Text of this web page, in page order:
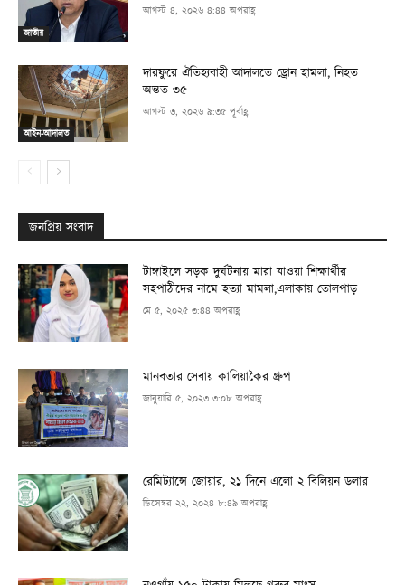
জাতীয়
আগস্ট ৪, ২০২৬ ৪:৪৪ অপরাহ্ণ
আইন-আদালত
দারফুরে ঐতিহ্যবাহী আদালতে ড্রোন হামলা, নিহত
অন্তত ৩৫
আগস্ট ৩, ২০২৬ ৯:৩৫ পূর্বাহ্ণ
জনপ্রিয় সংবাদ
টাঙ্গাইলে সড়ক দুর্ঘটনায় মারা যাওয়া শিক্ষার্থীর
সহপাঠীদের নামে হত্যা মামলা,এলাকায় তোলপাড়
মে ৫, ২০২৫ ৩:৪৪ অপরাহ্ণ
মানবতার সেবায় কালিয়াকৈর গ্রুপ
জানুয়ারি ৫, ২০২৩ ৩:০৮ অপরাহ্ণ
রেমিট্যান্সে জোয়ার, ২১ দিনে এলো ২ বিলিয়ন ডলার
ডিসেম্বর ২২, ২০২৪ ৮:৪৯ অপরাহ্ণ